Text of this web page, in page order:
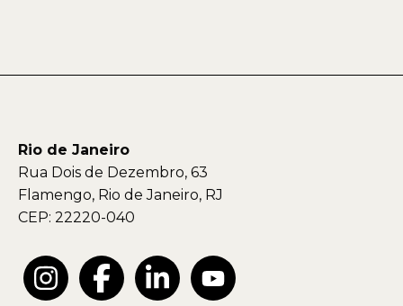
Rio de Janeiro
Rua Dois de Dezembro, 63
Flamengo, Rio de Janeiro, RJ
CEP: 22220-040